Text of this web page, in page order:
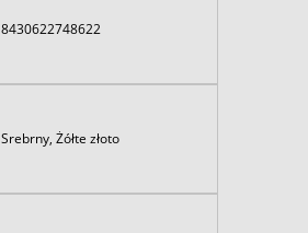
8430622748622
Srebrny, Żółte złoto